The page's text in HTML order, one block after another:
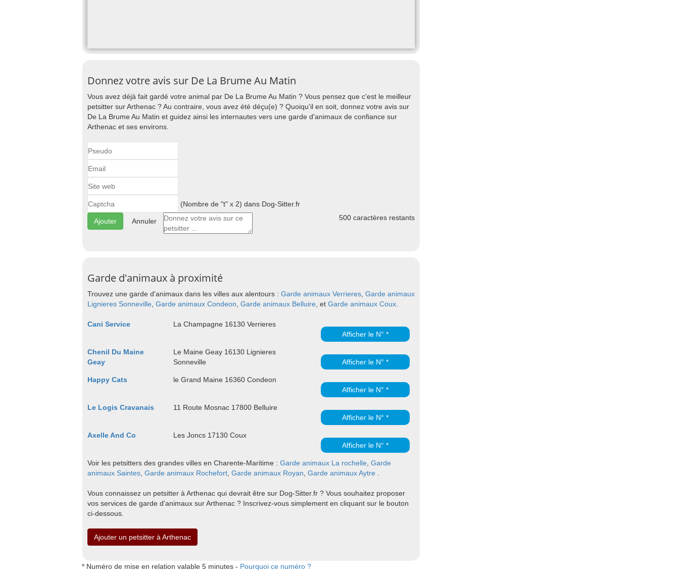
Donnez votre avis sur De La Brume Au Matin
Vous avez déjà fait gardé votre animal par De La Brume Au Matin ? Vous pensez que c'est le meilleur
petsitter sur Arthenac ? Au contraire, vous avez été déçu(e) ? Quoiqu'il en soit, donnez votre avis sur
De La Brume Au Matin et guidez ainsi les internautes vers une garde d'animaux de confiance sur
Arthenac et ses environs.
(Nombre de "t" x 2) dans Dog-Sitter.fr
Annuler 500 caractères restants
Garde d'animaux à proximité
Trouvez une garde d'animaux dans les villes aux alentours : Garde animaux Verrieres Garde animaux
Lignieres Sonneville Garde animaux Condeon Garde animaux Belluire , et Garde animaux Coux
Cani Service
La Champagne 16130 Verrieres
Afficher le N° *
Chenil Du Maine
Geay
Le Maine Geay 16130 Lignieres
Sonneville
Afficher le N° *
Happy Cats
le Grand Maine 16360 Condeon
Afficher le N° *
Le Logis Cravanais
11 Route Mosnac 17800 Belluire
Afficher le N° *
Axelle And Co
Les Joncs 17130 Coux
Afficher le N° *
Voir les petsitters des grandes villes en Charente-Maritime : Garde animaux La rochelle Garde
animaux Saintes Garde animaux Rochefort Garde animaux Royan Garde animaux Aytre
Vous connaissez un petsitter à Arthenac qui devrait être sur Dog-Sitter.fr ? Vous souhaitez proposer
vos services de garde d'animaux sur Arthenac ? Inscrivez-vous simplement en cliquant sur le bouton
ci-dessous.
Ajouter un petsitter à Arthenac
* Numéro de mise en relation valable 5 minutes - Pourquoi ce numéro ?